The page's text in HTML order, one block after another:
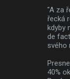
"A za
řecká
kdyby
de
svého
40%